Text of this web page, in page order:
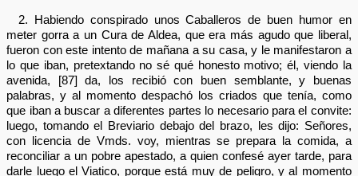
2. Habiendo conspirado unos Caballeros de buen humor en
meter gorra a un Cura de Aldea, que era más agudo que liberal,
fueron con este intento de mañana a su casa, y le manifestaron a
lo que iban, pretextando no sé qué honesto motivo; él, viendo la
avenida, [87] da, los recibió con buen semblante, y buenas
palabras, y al momento despachó los criados que tenía, como
que iban a buscar a diferentes partes lo necesario para el convite:
luego, tomando el Breviario debajo del brazo, les dijo: Señores,
con licencia de Vmds. voy, mientras se prepara la comida, a
reconciliar a un pobre apestado, a quien confesé ayer tarde, para
darle luego el Viatico, porque está muy de peligro, y al momento